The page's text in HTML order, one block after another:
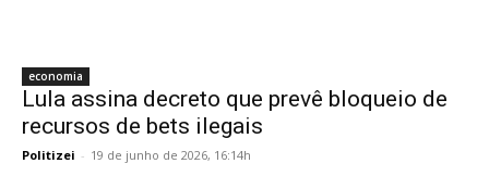
economia
Lula assina decreto que prevê bloqueio de
recursos de bets ilegais
Politizei - 19 de junho de 2026, 16:14h